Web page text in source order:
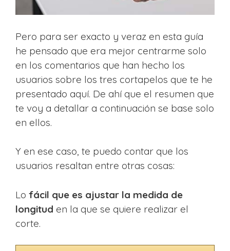
Pero para ser exacto y veraz en esta guía
he pensado que era mejor centrarme solo
en los comentarios que han hecho los
usuarios sobre los tres cortapelos que te he
presentado aquí. De ahí que el resumen que
te voy a detallar a continuación se base solo
en ellos.
Y en ese caso, te puedo contar que los
usuarios resaltan entre otras cosas:
Lo fácil que es ajustar la medida de
longitud en la que se quiere realizar el
corte.